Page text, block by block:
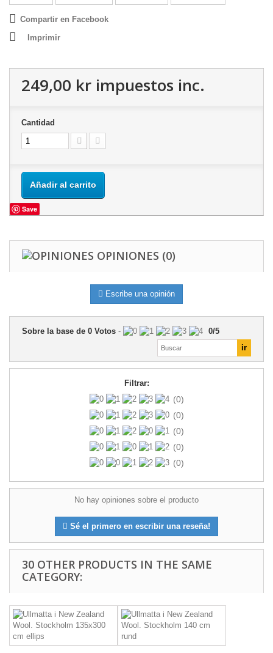
Compartir en Facebook
Imprimir
249,00 kr impuestos inc.
Cantidad
Añadir al carrito
Save
OPINIONES (0)
Escribe una opinión
Sobre la base de 0 Votos - 0/5
Filtrar:
(0)
(0)
(0)
(0)
(0)
No hay opiniones sobre el producto
Sé el primero en escribir una reseña!
30 OTHER PRODUCTS IN THE SAME
CATEGORY: